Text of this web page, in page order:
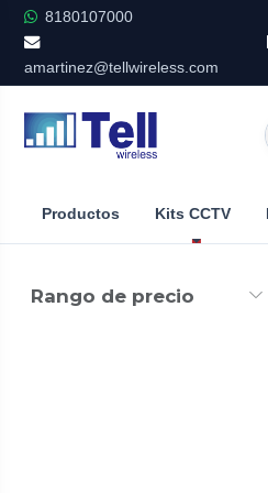
Ir al contenido
8180107000
amartinez@tellwireless.com
Productos Kits CCTV
Rango de precio